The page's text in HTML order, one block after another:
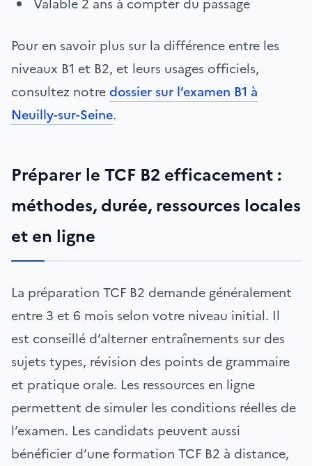
Valable 2 ans à compter du passage
Pour en savoir plus sur la différence entre les
niveaux B1 et B2, et leurs usages officiels,
consultez notredossier sur l’examen B1 à
Neuilly-sur-Seine.
Préparer le TCF B2 efficacement :
méthodes, durée, ressources locales
et en ligne
La préparation TCF B2 demande généralement
entre 3 et 6 mois selon votre niveau initial. Il
est conseillé d’alterner entraînements sur des
sujets types, révision des points de grammaire
et pratique orale. Les ressources en ligne
permettent de simuler les conditions réelles de
l’examen. Les candidats peuvent aussi
bénéficier d’une formation TCF B2 à distance,